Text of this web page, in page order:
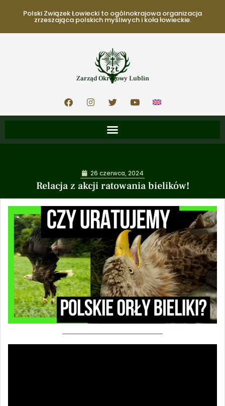
Polski Związek Łowiecki to ogólnokrajowa organizacja
zrzeszająca polskich myśliwych i koła łowieckie.
Zarząd Okręgowy Lublin
Relacja z akcji ratowania bielików!
26 czerwca, 2024